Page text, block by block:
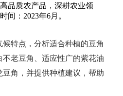
品质农产品，深耕农业领
间：2023年6月。
特点，分析适合种植的豆角
老豆角、适应性广的紫花油
角，并提供种植建议，帮助